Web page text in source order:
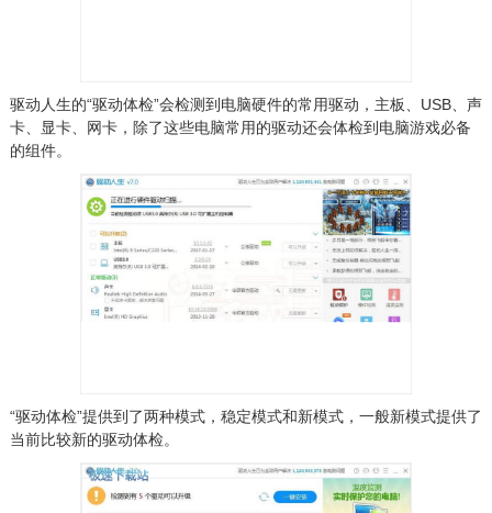
驱动人生的“驱动体检”会检测到电脑硬件的常用驱动，主板、USB、声
卡、显卡、网卡，除了这些电脑常用的驱动还会体检到电脑游戏必备
的组件。
“驱动体检”提供到了两种模式，稳定模式和新模式，一般新模式提供了
当前比较新的驱动体检。